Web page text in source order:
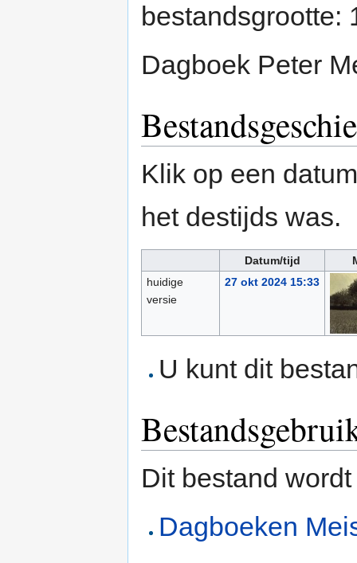
bestandsgrootte:
Dagboek Peter
Klik op een
het destijds was.
Datum/tijd
huidige
versie
27 okt 2024 15:33
U kunt dit
Dit bestand
Dagboeken